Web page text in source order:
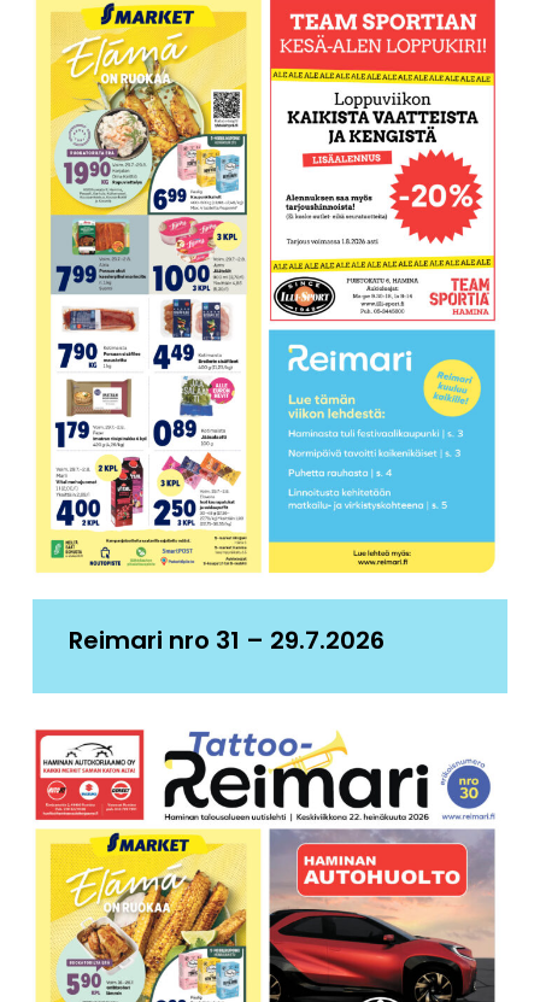
Reimari nro 31 – 29.7.2026